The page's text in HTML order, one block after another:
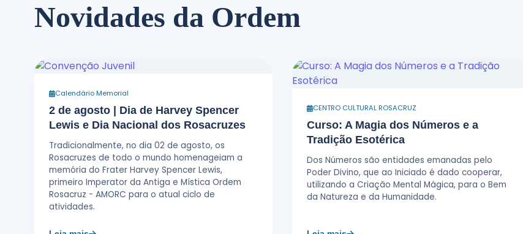
Novidades da Ordem
Calendário Memorial
2 de agosto | Dia de Harvey Spencer
Lewis e Dia Nacional dos Rosacruzes
Tradicionalmente, no dia 02 de agosto, os
Rosacruzes de todo o mundo homenageiam a
memória do Frater Harvey Spencer Lewis,
primeiro Imperator da Antiga e Mística Ordem
Rosacruz - AMORC para o atual ciclo de
atividades.
CENTRO CULTURAL ROSACRUZ
Curso: A Magia dos Números e a
Tradição Esotérica
Dos Números são entidades emanadas pelo
Poder Divino, que ao Iniciado é dado cooperar,
utilizando a Criação Mental Mágica, para o Bem
da Natureza e da Humanidade.